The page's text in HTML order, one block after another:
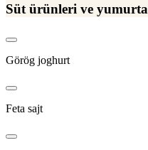
Süt ürünleri ve yumurta
Görög joghurt
Feta sajt